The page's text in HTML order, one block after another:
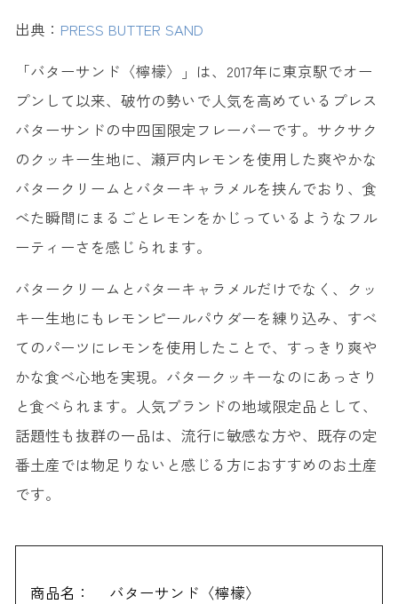
出典： PRESS BUTTER SAND
「バターサンド〈檸檬〉」は、2017年に東京駅でオー
プンして以来、破竹の勢いで人気を高めているプレス
バターサンドの中四国限定フレーバーです。サクサク
のクッキー生地に、瀬戸内レモンを使用した爽やかな
バタークリームとバターキャラメルを挟んでおり、食
べた瞬間にまるごとレモンをかじっているようなフル
ーティーさを感じられます。
バタークリームとバターキャラメルだけでなく、クッ
キー生地にもレモンピールパウダーを練り込み、すべ
てのパーツにレモンを使用したことで、すっきり爽や
かな食べ心地を実現。バタークッキーなのにあっさり
と食べられます。人気ブランドの地域限定品として、
話題性も抜群の一品は、流行に敏感な方や、既存の定
番土産では物足りないと感じる方におすすめのお土産
です。
商品名：
バターサンド〈檸檬〉